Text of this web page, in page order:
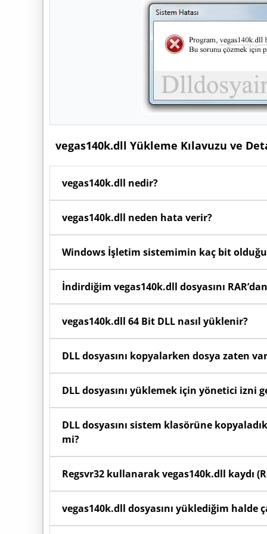
vegas140k.dll Yükleme Kılavuzu ve
vegas140k.dll nedir?
duyduğu kodları, fonksiyonları ve kaynakları
dosyasıdır.
vegas140k.dll neden hata verir?
koruma programları tarafından silinmişse veya
Windows İşletim sistemimin kaç bit
olduğunu görebilirsiniz.
İndirdiğim vegas140k.dll dosyasını
menüden "Buraya Ayıkla" (Extract Here)
vegas140k.dll 64 Bit DLL nasıl yüklenir?
C:\Windows\System32 klasörüne ikisine birden
DLL dosyasını kopyalarken dosya zaten
güvenle "Hedefteki Dosyayı Değiştir"
dosyasını yenilemiş olursunuz.
DLL dosyasını yüklemek için yönetici izni
DLL dosyasını sistem klasörüne
mi?
işleyebilmesi için dosyayı attıktan sonra
Regsvr32 kullanarak vegas140k.dll kaydı
Açılan ekranaregsvr32 vegas140k.dllyazıp Enter
vegas140k.dll dosyasını yüklediğim halde